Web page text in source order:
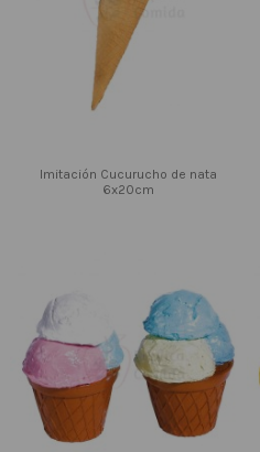
Imitación Cucurucho de nata
6x20cm